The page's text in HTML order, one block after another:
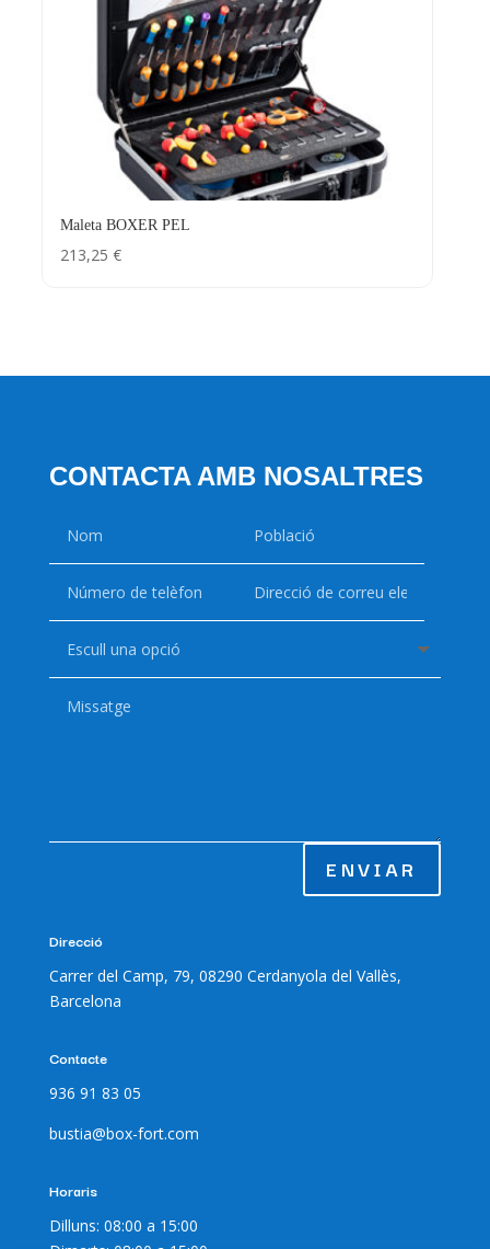
Maleta BOXER PEL
213,25 €
CONTACTA AMB NOSALTRES
ENVIAR
Direcció
Carrer del Camp, 79, 08290 Cerdanyola del Vallès,
Barcelona
Contacte
936 91 83 05
bustia@box-fort.com
Horaris
Dilluns: 08:00 a 15:00